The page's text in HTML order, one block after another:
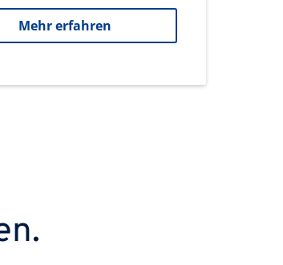
Mehr erfahren